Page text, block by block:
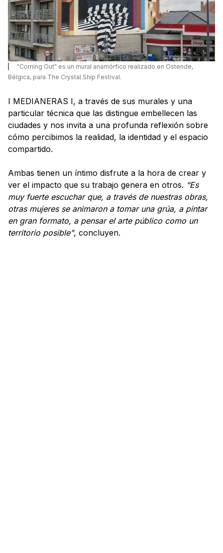
"Coming Out" es un mural anamórfico realizado en Ostende,
Bélgica, para The Crystal Ship Festival.
I MEDIANERAS I, a través de sus murales y una
particular técnica que las distingue embellecen las
ciudades y nos invita a una profunda reflexión sobre
cómo percibimos la realidad, la identidad y el espacio
compartido.
Ambas tienen un íntimo disfrute a la hora de crear y
ver el impacto que su trabajo genera en otros. “Es
muy fuerte escuchar que, a través de nuestras obras,
otras mujeres se animaron a tomar una grúa, a pintar
en gran formato, a pensar el arte público como un
territorio posible”, concluyen.